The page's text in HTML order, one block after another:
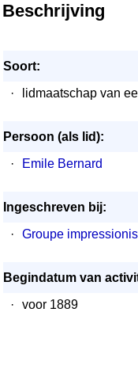
Beschrijving
Soort:
·
lidmaatschap van
Persoon (als lid):
·
Emile Bernard
Ingeschreven bij:
·
Groupe
Begindatum van
·
voor 1889